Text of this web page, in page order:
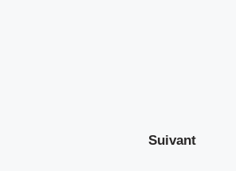
Suivant